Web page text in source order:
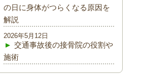
の日に身体がつらくなる原因を
解説
交通事故後の接骨院の役割や
施術
2026年5月12日